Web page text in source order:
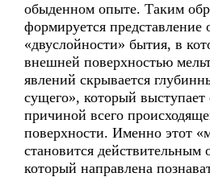
обыденном опыте. Таким
формируется представление
«двуслойности» бытия, в
внешней поверхностью
явлений скрывается
сущего», который
причиной всего
поверхности. Именно этот
становится действительным
который направлена